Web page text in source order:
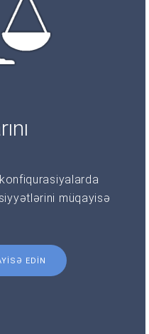
müqayisə
EDIN